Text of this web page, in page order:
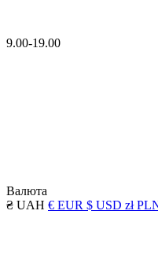
9.00-19.00
Валюта
₴ UAH € EUR $ USD zł